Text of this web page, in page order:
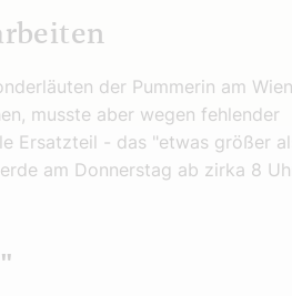
der Pummerin am
musste aber wegen fehlender
Ersatzteil - das "etwas größer
am Donnerstag ab zirka 8